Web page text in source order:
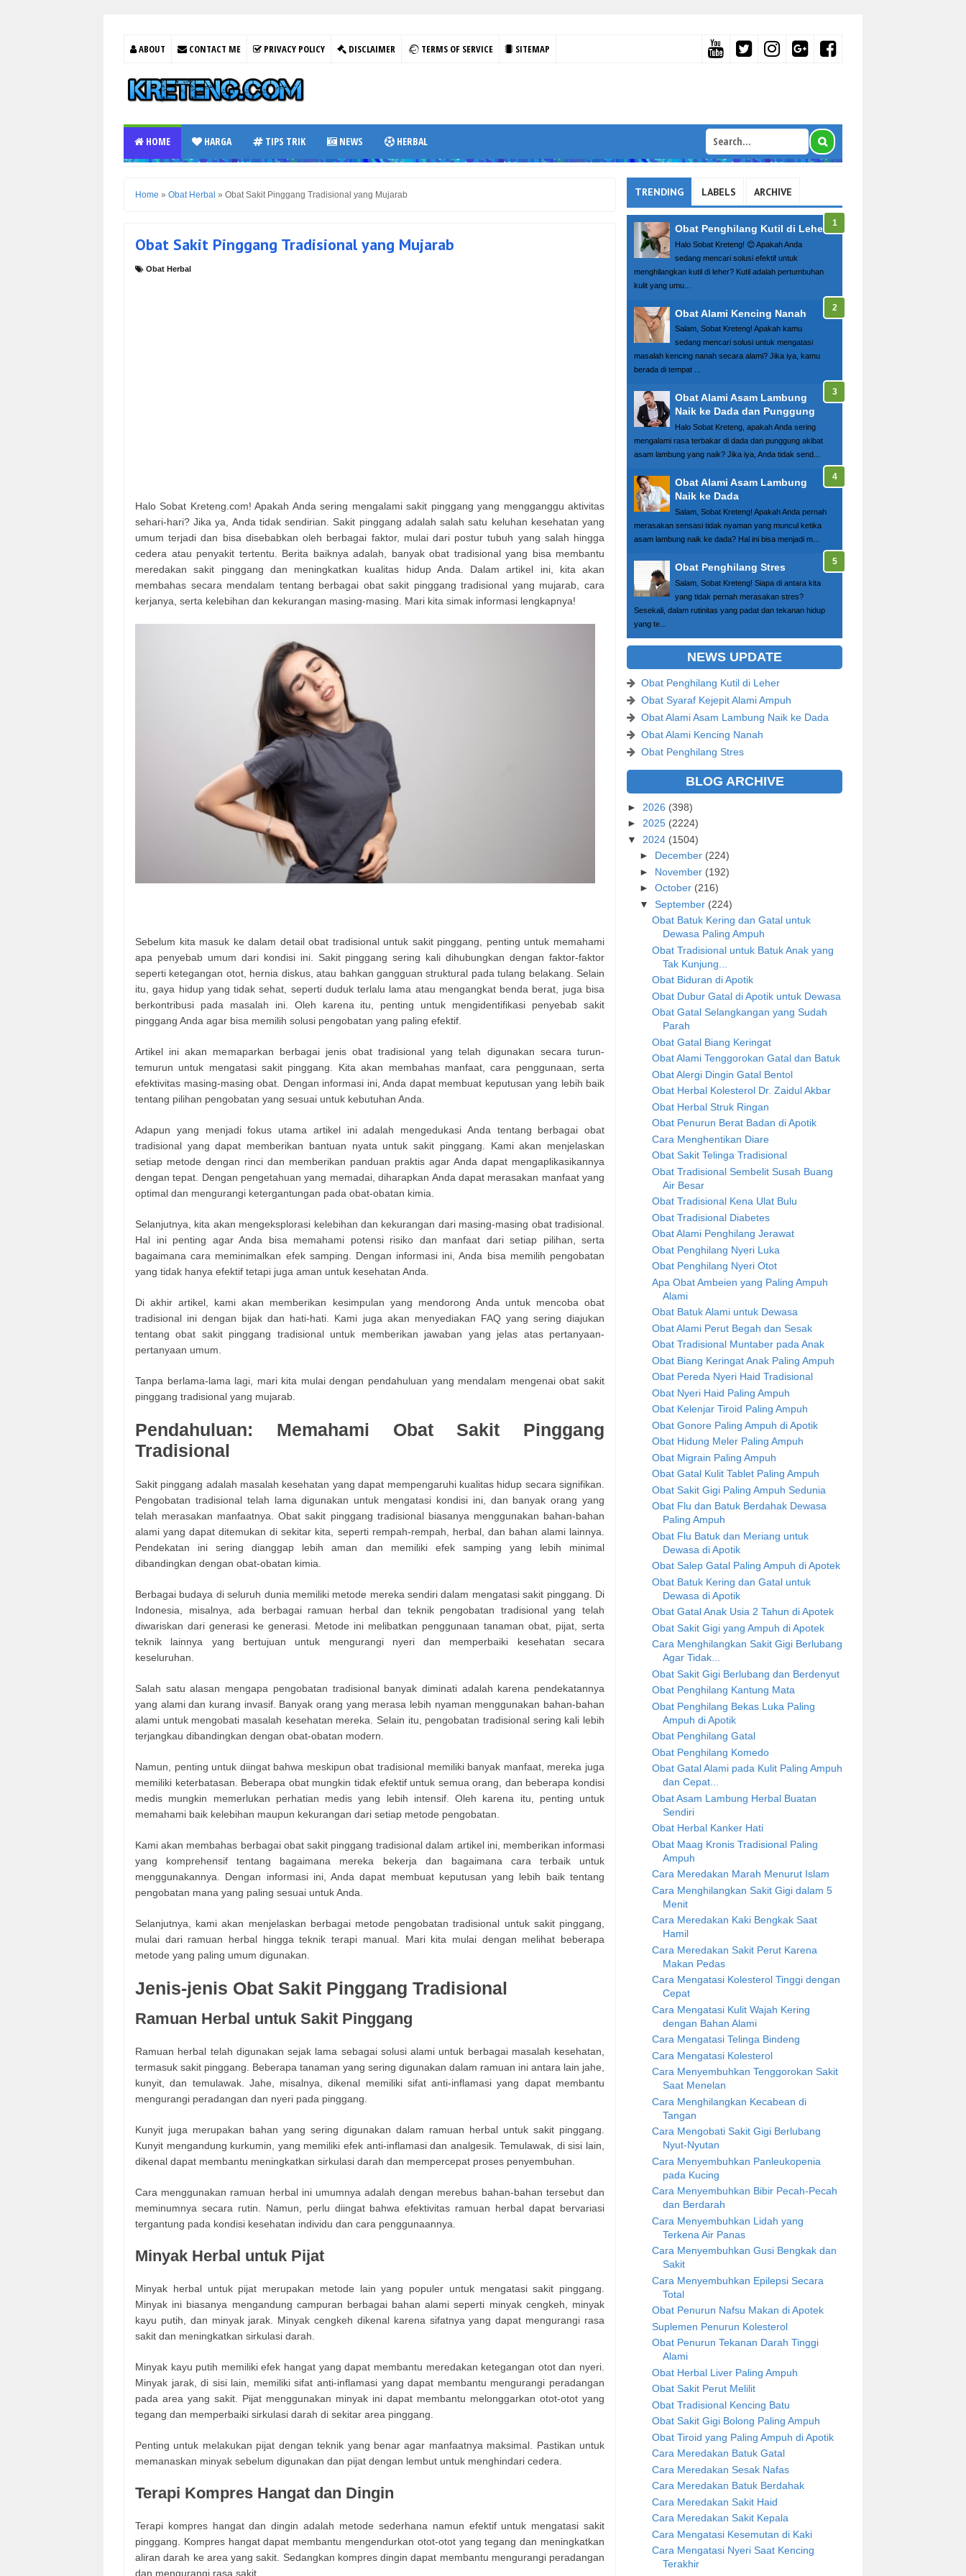
ABOUT CONTACT ME PRIVACY POLICY DISCLAIMER TERMS OF SERVICE SITEMAP
HOME HARGA TIPS TRIK NEWS HERBAL
Home » Obat Herbal » Obat Sakit Pinggang Tradisional yang Mujarab
Obat Sakit Pinggang Tradisional yang Mujarab
Obat Herbal
Halo Sobat Kreteng.com! Apakah Anda sering mengalami sakit pinggang yang mengganggu aktivitas
sehari-hari? Jika ya, Anda tidak sendirian. Sakit pinggang adalah salah satu keluhan kesehatan yang
umum terjadi dan bisa disebabkan oleh berbagai faktor, mulai dari postur tubuh yang salah hingga
cedera atau penyakit tertentu. Berita baiknya adalah, banyak obat tradisional yang bisa membantu
meredakan sakit pinggang dan meningkatkan kualitas hidup Anda. Dalam artikel ini, kita akan
membahas secara mendalam tentang berbagai obat sakit pinggang tradisional yang mujarab, cara
kerjanya, serta kelebihan dan kekurangan masing-masing. Mari kita simak informasi lengkapnya!
Sebelum kita masuk ke dalam detail obat tradisional untuk sakit pinggang, penting untuk memahami
apa penyebab umum dari kondisi ini. Sakit pinggang sering kali dihubungkan dengan faktor-faktor
seperti ketegangan otot, hernia diskus, atau bahkan gangguan struktural pada tulang belakang. Selain
itu, gaya hidup yang tidak sehat, seperti duduk terlalu lama atau mengangkat benda berat, juga bisa
berkontribusi pada masalah ini. Oleh karena itu, penting untuk mengidentifikasi penyebab sakit
pinggang Anda agar bisa memilih solusi pengobatan yang paling efektif.
Artikel ini akan memaparkan berbagai jenis obat tradisional yang telah digunakan secara turun-
temurun untuk mengatasi sakit pinggang. Kita akan membahas manfaat, cara penggunaan, serta
efektivitas masing-masing obat. Dengan informasi ini, Anda dapat membuat keputusan yang lebih baik
tentang pilihan pengobatan yang sesuai untuk kebutuhan Anda.
Adapun yang menjadi fokus utama artikel ini adalah mengedukasi Anda tentang berbagai obat
tradisional yang dapat memberikan bantuan nyata untuk sakit pinggang. Kami akan menjelaskan
setiap metode dengan rinci dan memberikan panduan praktis agar Anda dapat mengaplikasikannya
dengan tepat. Dengan pengetahuan yang memadai, diharapkan Anda dapat merasakan manfaat yang
optimal dan mengurangi ketergantungan pada obat-obatan kimia.
Selanjutnya, kita akan mengeksplorasi kelebihan dan kekurangan dari masing-masing obat tradisional.
Hal ini penting agar Anda bisa memahami potensi risiko dan manfaat dari setiap pilihan, serta
bagaimana cara meminimalkan efek samping. Dengan informasi ini, Anda bisa memilih pengobatan
yang tidak hanya efektif tetapi juga aman untuk kesehatan Anda.
Di akhir artikel, kami akan memberikan kesimpulan yang mendorong Anda untuk mencoba obat
tradisional ini dengan bijak dan hati-hati. Kami juga akan menyediakan FAQ yang sering diajukan
tentang obat sakit pinggang tradisional untuk memberikan jawaban yang jelas atas pertanyaan-
pertanyaan umum.
Tanpa berlama-lama lagi, mari kita mulai dengan pendahuluan yang mendalam mengenai obat sakit
pinggang tradisional yang mujarab.
Pendahuluan: Memahami Obat Sakit Pinggang
Tradisional
Sakit pinggang adalah masalah kesehatan yang dapat mempengaruhi kualitas hidup secara signifikan.
Pengobatan tradisional telah lama digunakan untuk mengatasi kondisi ini, dan banyak orang yang
telah merasakan manfaatnya. Obat sakit pinggang tradisional biasanya menggunakan bahan-bahan
alami yang dapat ditemukan di sekitar kita, seperti rempah-rempah, herbal, dan bahan alami lainnya.
Pendekatan ini sering dianggap lebih aman dan memiliki efek samping yang lebih minimal
dibandingkan dengan obat-obatan kimia.
Berbagai budaya di seluruh dunia memiliki metode mereka sendiri dalam mengatasi sakit pinggang. Di
Indonesia, misalnya, ada berbagai ramuan herbal dan teknik pengobatan tradisional yang telah
diwariskan dari generasi ke generasi. Metode ini melibatkan penggunaan tanaman obat, pijat, serta
teknik lainnya yang bertujuan untuk mengurangi nyeri dan memperbaiki kesehatan secara
keseluruhan.
Salah satu alasan mengapa pengobatan tradisional banyak diminati adalah karena pendekatannya
yang alami dan kurang invasif. Banyak orang yang merasa lebih nyaman menggunakan bahan-bahan
alami untuk mengobati masalah kesehatan mereka. Selain itu, pengobatan tradisional sering kali lebih
terjangkau dibandingkan dengan obat-obatan modern.
Namun, penting untuk diingat bahwa meskipun obat tradisional memiliki banyak manfaat, mereka juga
memiliki keterbatasan. Beberapa obat mungkin tidak efektif untuk semua orang, dan beberapa kondisi
medis mungkin memerlukan perhatian medis yang lebih intensif. Oleh karena itu, penting untuk
memahami baik kelebihan maupun kekurangan dari setiap metode pengobatan.
Kami akan membahas berbagai obat sakit pinggang tradisional dalam artikel ini, memberikan informasi
yang komprehensif tentang bagaimana mereka bekerja dan bagaimana cara terbaik untuk
menggunakannya. Dengan informasi ini, Anda dapat membuat keputusan yang lebih baik tentang
pengobatan mana yang paling sesuai untuk Anda.
Selanjutnya, kami akan menjelaskan berbagai metode pengobatan tradisional untuk sakit pinggang,
mulai dari ramuan herbal hingga teknik terapi manual. Mari kita mulai dengan melihat beberapa
metode yang paling umum digunakan.
Jenis-jenis Obat Sakit Pinggang Tradisional
Ramuan Herbal untuk Sakit Pinggang
Ramuan herbal telah digunakan sejak lama sebagai solusi alami untuk berbagai masalah kesehatan,
termasuk sakit pinggang. Beberapa tanaman yang sering digunakan dalam ramuan ini antara lain jahe,
kunyit, dan temulawak. Jahe, misalnya, dikenal memiliki sifat anti-inflamasi yang dapat membantu
mengurangi peradangan dan nyeri pada pinggang.
Kunyit juga merupakan bahan yang sering digunakan dalam ramuan herbal untuk sakit pinggang.
Kunyit mengandung kurkumin, yang memiliki efek anti-inflamasi dan analgesik. Temulawak, di sisi lain,
dikenal dapat membantu meningkatkan sirkulasi darah dan mempercepat proses penyembuhan.
Cara menggunakan ramuan herbal ini umumnya adalah dengan merebus bahan-bahan tersebut dan
meminumnya secara rutin. Namun, perlu diingat bahwa efektivitas ramuan herbal dapat bervariasi
tergantung pada kondisi kesehatan individu dan cara penggunaannya.
Minyak Herbal untuk Pijat
Minyak herbal untuk pijat merupakan metode lain yang populer untuk mengatasi sakit pinggang.
Minyak ini biasanya mengandung campuran berbagai bahan alami seperti minyak cengkeh, minyak
kayu putih, dan minyak jarak. Minyak cengkeh dikenal karena sifatnya yang dapat mengurangi rasa
sakit dan meningkatkan sirkulasi darah.
Minyak kayu putih memiliki efek hangat yang dapat membantu meredakan ketegangan otot dan nyeri.
Minyak jarak, di sisi lain, memiliki sifat anti-inflamasi yang dapat membantu mengurangi peradangan
pada area yang sakit. Pijat menggunakan minyak ini dapat membantu melonggarkan otot-otot yang
tegang dan memperbaiki sirkulasi darah di sekitar area pinggang.
Penting untuk melakukan pijat dengan teknik yang benar agar manfaatnya maksimal. Pastikan untuk
memanaskan minyak sebelum digunakan dan pijat dengan lembut untuk menghindari cedera.
Terapi Kompres Hangat dan Dingin
Terapi kompres hangat dan dingin adalah metode sederhana namun efektif untuk mengatasi sakit
pinggang. Kompres hangat dapat membantu mengendurkan otot-otot yang tegang dan meningkatkan
aliran darah ke area yang sakit. Sedangkan kompres dingin dapat membantu mengurangi peradangan
dan mengurangi rasa sakit.
TRENDING LABELS ARCHIVE
Obat Penghilang Kutil di Leher
Halo Sobat Kreteng! 😊 Apakah Anda
sedang mencari solusi efektif untuk
menghilangkan kutil di leher? Kutil adalah pertumbuhan
kulit yang umu...
Obat Alami Kencing Nanah
Salam, Sobat Kreteng! Apakah kamu
sedang mencari solusi untuk mengatasi
masalah kencing nanah secara alami? Jika iya, kamu
berada di tempat ...
Obat Alami Asam Lambung
Naik ke Dada dan Punggung
Halo Sobat Kreteng, apakah Anda sering
mengalami rasa terbakar di dada dan punggung akibat
asam lambung yang naik? Jika iya, Anda tidak send...
Obat Alami Asam Lambung
Naik ke Dada
Salam, Sobat Kreteng! Apakah Anda pernah
merasakan sensasi tidak nyaman yang muncul ketika
asam lambung naik ke dada? Hal ini bisa menjadi m...
Obat Penghilang Stres
Salam, Sobat Kreteng! Siapa di antara kita
yang tidak pernah merasakan stres?
Sesekali, dalam rutinitas yang padat dan tekanan hidup
yang te...
NEWS UPDATE
Obat Penghilang Kutil di Leher
Obat Syaraf Kejepit Alami Ampuh
Obat Alami Asam Lambung Naik ke Dada
Obat Alami Kencing Nanah
Obat Penghilang Stres
BLOG ARCHIVE
► 2026 (398)
► 2025 (2224)
▼ 2024 (1504)
► December (224)
► November (192)
► October (216)
▼ September (224)
Obat Batuk Kering dan Gatal untuk
Dewasa Paling Ampuh
Obat Tradisional untuk Batuk Anak yang
Tak Kunjung...
Obat Biduran di Apotik
Obat Dubur Gatal di Apotik untuk Dewasa
Obat Gatal Selangkangan yang Sudah
Parah
Obat Gatal Biang Keringat
Obat Alami Tenggorokan Gatal dan Batuk
Obat Alergi Dingin Gatal Bentol
Obat Herbal Kolesterol Dr. Zaidul Akbar
Obat Herbal Struk Ringan
Obat Penurun Berat Badan di Apotik
Cara Menghentikan Diare
Obat Sakit Telinga Tradisional
Obat Tradisional Sembelit Susah Buang
Air Besar
Obat Tradisional Kena Ulat Bulu
Obat Tradisional Diabetes
Obat Alami Penghilang Jerawat
Obat Penghilang Nyeri Luka
Obat Penghilang Nyeri Otot
Apa Obat Ambeien yang Paling Ampuh
Alami
Obat Batuk Alami untuk Dewasa
Obat Alami Perut Begah dan Sesak
Obat Tradisional Muntaber pada Anak
Obat Biang Keringat Anak Paling Ampuh
Obat Pereda Nyeri Haid Tradisional
Obat Nyeri Haid Paling Ampuh
Obat Kelenjar Tiroid Paling Ampuh
Obat Gonore Paling Ampuh di Apotik
Obat Hidung Meler Paling Ampuh
Obat Migrain Paling Ampuh
Obat Gatal Kulit Tablet Paling Ampuh
Obat Sakit Gigi Paling Ampuh Sedunia
Obat Flu dan Batuk Berdahak Dewasa
Paling Ampuh
Obat Flu Batuk dan Meriang untuk
Dewasa di Apotik
Obat Salep Gatal Paling Ampuh di Apotek
Obat Batuk Kering dan Gatal untuk
Dewasa di Apotik
Obat Gatal Anak Usia 2 Tahun di Apotek
Obat Sakit Gigi yang Ampuh di Apotek
Cara Menghilangkan Sakit Gigi Berlubang
Agar Tidak...
Obat Sakit Gigi Berlubang dan Berdenyut
Obat Penghilang Kantung Mata
Obat Penghilang Bekas Luka Paling
Ampuh di Apotik
Obat Penghilang Gatal
Obat Penghilang Komedo
Obat Gatal Alami pada Kulit Paling Ampuh
dan Cepat...
Obat Asam Lambung Herbal Buatan
Sendiri
Obat Herbal Kanker Hati
Obat Maag Kronis Tradisional Paling
Ampuh
Cara Meredakan Marah Menurut Islam
Cara Menghilangkan Sakit Gigi dalam 5
Menit
Cara Meredakan Kaki Bengkak Saat
Hamil
Cara Meredakan Sakit Perut Karena
Makan Pedas
Cara Mengatasi Kolesterol Tinggi dengan
Cepat
Cara Mengatasi Kulit Wajah Kering
dengan Bahan Alami
Cara Mengatasi Telinga Bindeng
Cara Mengatasi Kolesterol
Cara Menyembuhkan Tenggorokan Sakit
Saat Menelan
Cara Menghilangkan Kecabean di
Tangan
Cara Mengobati Sakit Gigi Berlubang
Nyut-Nyutan
Cara Menyembuhkan Panleukopenia
pada Kucing
Cara Menyembuhkan Bibir Pecah-Pecah
dan Berdarah
Cara Menyembuhkan Lidah yang
Terkena Air Panas
Cara Menyembuhkan Gusi Bengkak dan
Sakit
Cara Menyembuhkan Epilepsi Secara
Total
Obat Penurun Nafsu Makan di Apotek
Suplemen Penurun Kolesterol
Obat Penurun Tekanan Darah Tinggi
Alami
Obat Herbal Liver Paling Ampuh
Obat Sakit Perut Melilit
Obat Tradisional Kencing Batu
Obat Sakit Gigi Bolong Paling Ampuh
Obat Tiroid yang Paling Ampuh di Apotik
Cara Meredakan Batuk Gatal
Cara Meredakan Sesak Nafas
Cara Meredakan Batuk Berdahak
Cara Meredakan Sakit Haid
Cara Meredakan Sakit Kepala
Cara Mengatasi Kesemutan di Kaki
Cara Mengatasi Nyeri Saat Kencing
Terakhir